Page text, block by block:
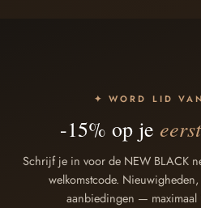
✦ WORD LID
-15% op je
Schrijf je in voor de NEW BLACK
welkomstcode.
aanbiedingen — maximaal